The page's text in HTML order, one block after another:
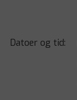
Datoer og tid: